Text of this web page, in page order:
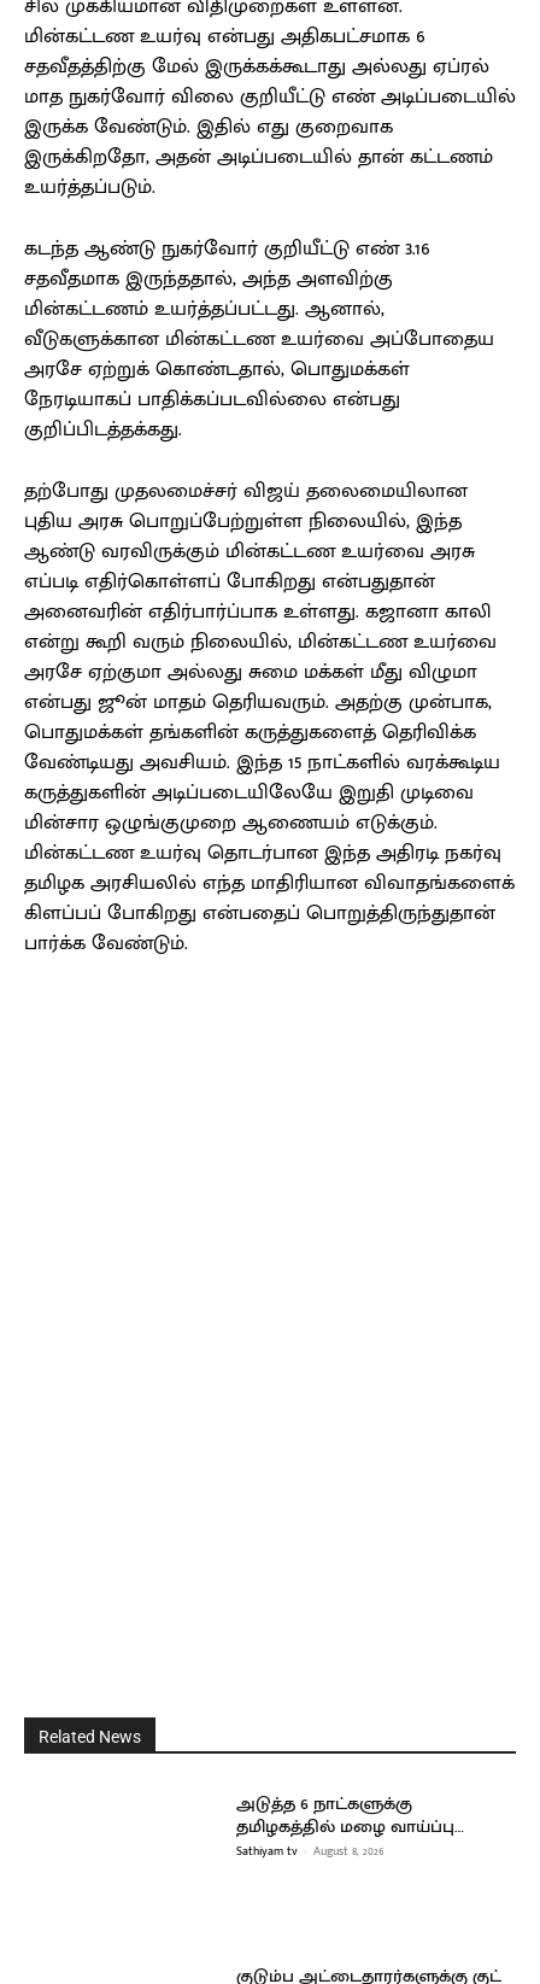
மின்கட்டண உயர்வு என்பது அதிகபட்சமாக 6
சதவீதத்திற்கு மேல் இருக்கக்கூடாது அல்லது ஏப்ரல்
மாத நுகர்வோர் விலை குறியீட்டு எண் அடிப்படையில்
இருக்க வேண்டும். இதில் எது குறைவாக
இருக்கிறதோ, அதன் அடிப்படையில் தான் கட்டணம்
உயர்த்தப்படும்.
கடந்த ஆண்டு நுகர்வோர் குறியீட்டு எண் 3.16
சதவீதமாக இருந்ததால், அந்த அளவிற்கு
மின்கட்டணம் உயர்த்தப்பட்டது. ஆனால்,
வீடுகளுக்கான மின்கட்டண உயர்வை அப்போதைய
அரசே ஏற்றுக் கொண்டதால், பொதுமக்கள்
நேரடியாகப் பாதிக்கப்படவில்லை என்பது
குறிப்பிடத்தக்கது.
தற்போது முதலமைச்சர் விஜய் தலைமையிலான
புதிய அரசு பொறுப்பேற்றுள்ள நிலையில், இந்த
ஆண்டு வரவிருக்கும் மின்கட்டண உயர்வை அரசு
எப்படி எதிர்கொள்ளப் போகிறது என்பதுதான்
அனைவரின் எதிர்பார்ப்பாக உள்ளது. கஜானா காலி
என்று கூறி வரும் நிலையில், மின்கட்டண உயர்வை
அரசே ஏற்குமா அல்லது சுமை மக்கள் மீது விழுமா
என்பது ஜூன் மாதம் தெரியவரும். அதற்கு முன்பாக,
பொதுமக்கள் தங்களின் கருத்துகளைத் தெரிவிக்க
வேண்டியது அவசியம். இந்த 15 நாட்களில் வரக்கூடிய
கருத்துகளின் அடிப்படையிலேயே இறுதி முடிவை
மின்சார ஒழுங்குமுறை ஆணையம் எடுக்கும்.
மின்கட்டண உயர்வு தொடர்பான இந்த அதிரடி நகர்வு
தமிழக அரசியலில் எந்த மாதிரியான விவாதங்களைக்
கிளப்பப் போகிறது என்பதைப் பொறுத்திருந்துதான்
பார்க்க வேண்டும்.
Related News
அடுத்த 6 நாட்களுக்கு
தமிழகத்தில் மழை வாய்ப்பு…
Sathiyam tv - August 8, 2026
குடும்ப அட்டைதாரர்களுக்கு குட்